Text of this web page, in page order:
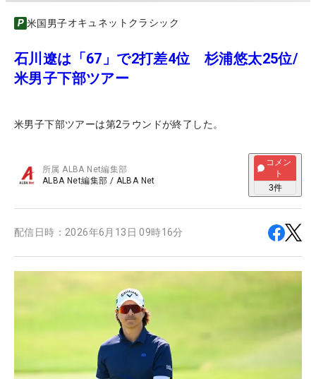
米国男子オキュネットクラシック
石川遼は「67」で2打差4位 杉浦悠太25位/
米男子下部ツアー
米男子下部ツアーは第2ラウンドが終了した。
所属ALBA Net編集部
ALBA Net編集部 / ALBA Net
コメン
ト
3件
配信日時： 2026年6月13日 09時16分